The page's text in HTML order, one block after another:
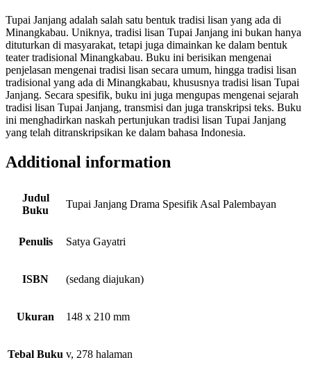
Tupai Janjang adalah salah satu bentuk tradisi lisan yang ada di
Minangkabau. Uniknya, tradisi lisan Tupai Janjang ini bukan hanya
dituturkan di masyarakat, tetapi juga dimainkan ke dalam bentuk
teater tradisional Minangkabau. Buku ini berisikan mengenai
penjelasan mengenai tradisi lisan secara umum, hingga tradisi lisan
tradisional yang ada di Minangkabau, khususnya tradisi lisan Tupai
Janjang. Secara spesifik, buku ini juga mengupas mengenai sejarah
tradisi lisan Tupai Janjang, transmisi dan juga transkripsi teks. Buku
ini menghadirkan naskah pertunjukan tradisi lisan Tupai Janjang
yang telah ditranskripsikan ke dalam bahasa Indonesia.
Additional information
Judul
Buku
Tupai Janjang Drama Spesifik Asal Palembayan
Penulis Satya Gayatri
ISBN (sedang diajukan)
Ukuran 148 x 210 mm
Tebal Buku v, 278 halaman